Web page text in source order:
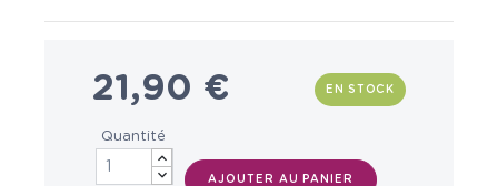
21,90 € EN STOCK
Quantité
AJOUTER AU PANIER